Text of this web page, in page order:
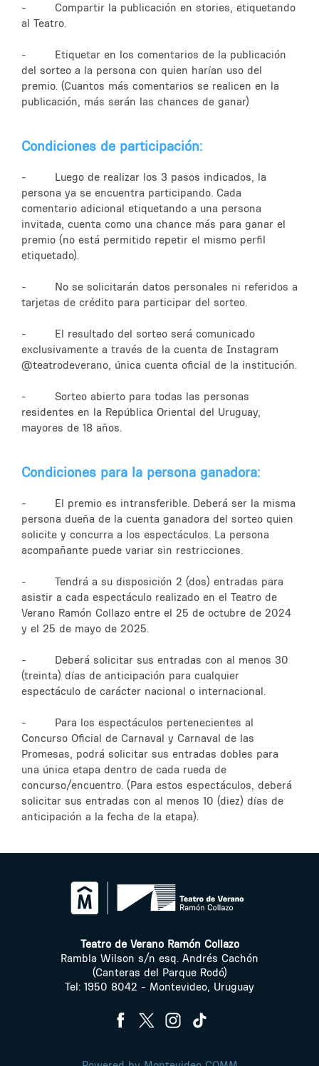
- Compartir la publicación en stories, etiquetando
al Teatro.
- Etiquetar en los comentarios de la publicación
del sorteo a la persona con quien harían uso del
premio. (Cuantos más comentarios se realicen en la
publicación, más serán las chances de ganar)
Condiciones de participación:
- Luego de realizar los 3 pasos indicados, la
persona ya se encuentra participando. Cada
comentario adicional etiquetando a una persona
invitada, cuenta como una chance más para ganar el
premio (no está permitido repetir el mismo perfil
etiquetado).
- No se solicitarán datos personales ni referidos a
tarjetas de crédito para participar del sorteo.
- El resultado del sorteo será comunicado
exclusivamente a través de la cuenta de Instagram
@teatrodeverano, única cuenta oficial de la institución.
- Sorteo abierto para todas las personas
residentes en la República Oriental del Uruguay,
mayores de 18 años.
Condiciones para la persona ganadora:
- El premio es intransferible. Deberá ser la misma
persona dueña de la cuenta ganadora del sorteo quien
solicite y concurra a los espectáculos. La persona
acompañante puede variar sin restricciones.
- Tendrá a su disposición 2 (dos) entradas para
asistir a cada espectáculo realizado en el Teatro de
Verano Ramón Collazo entre el 25 de octubre de 2024
y el 25 de mayo de 2025.
- Deberá solicitar sus entradas con al menos 30
(treinta) días de anticipación para cualquier
espectáculo de carácter nacional o internacional.
- Para los espectáculos pertenecientes al
Concurso Oficial de Carnaval y Carnaval de las
Promesas, podrá solicitar sus entradas dobles para
una única etapa dentro de cada rueda de
concurso/encuentro. (Para estos espectáculos, deberá
solicitar sus entradas con al menos 10 (diez) días de
anticipación a la fecha de la etapa).
Teatro de Verano Ramón Collazo
Rambla Wilson s/n esq. Andrés Cachón
(Canteras del Parque Rodó)
Tel: 1950 8042 - Montevideo, Uruguay